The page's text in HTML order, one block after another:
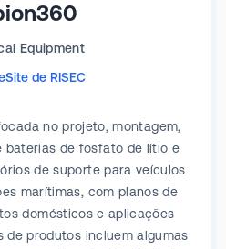
Equipment
Site de RISEC
no projeto, montagem,
baterias de fosfato de lítio e
de suporte para veículos
marítimas, com planos de
domésticos e aplicações
de produtos incluem algumas